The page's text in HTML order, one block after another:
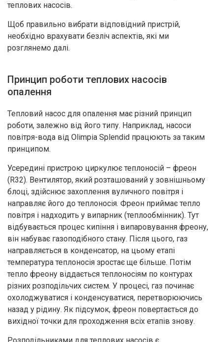
теплових насосів.
Щоб правильно вибрати відповідний пристрій,
необхідно врахувати безліч аспектів, які ми
розглянемо далі.
Принцип роботи теплових насосів
опалення
Тепловий насос для опалення має різний принцип
роботи, залежно від його типу. Наприклад, насоси
повітря-вода від Olimpia Splendid працюють за таким
принципом.
Усередині пристрою циркулює теплоносій – фреон
(R32). Вентилятор, який розташований у зовнішньому
блоці, здійснює захоплення вуличного повітря і
направляє його до теплоносія. Фреон приймає тепло
повітря і надходить у випарник (теплообмінник). Тут
відбувається процес кипіння і випаровування фреону,
він набуває газоподібного стану. Після цього, газ
направляється в конденсатор, на цьому етапі
температура теплоносія зростає ще більше. Потім
тепло фреону віддається теплоносіям по контурах
різних розподільчих систем. У процесі, газ починає
охолоджуватися і конденсуватися, перетворюючись
назад у рідину. Як підсумок, фреон повертається до
вихідної точки для проходження всіх етапів знову.